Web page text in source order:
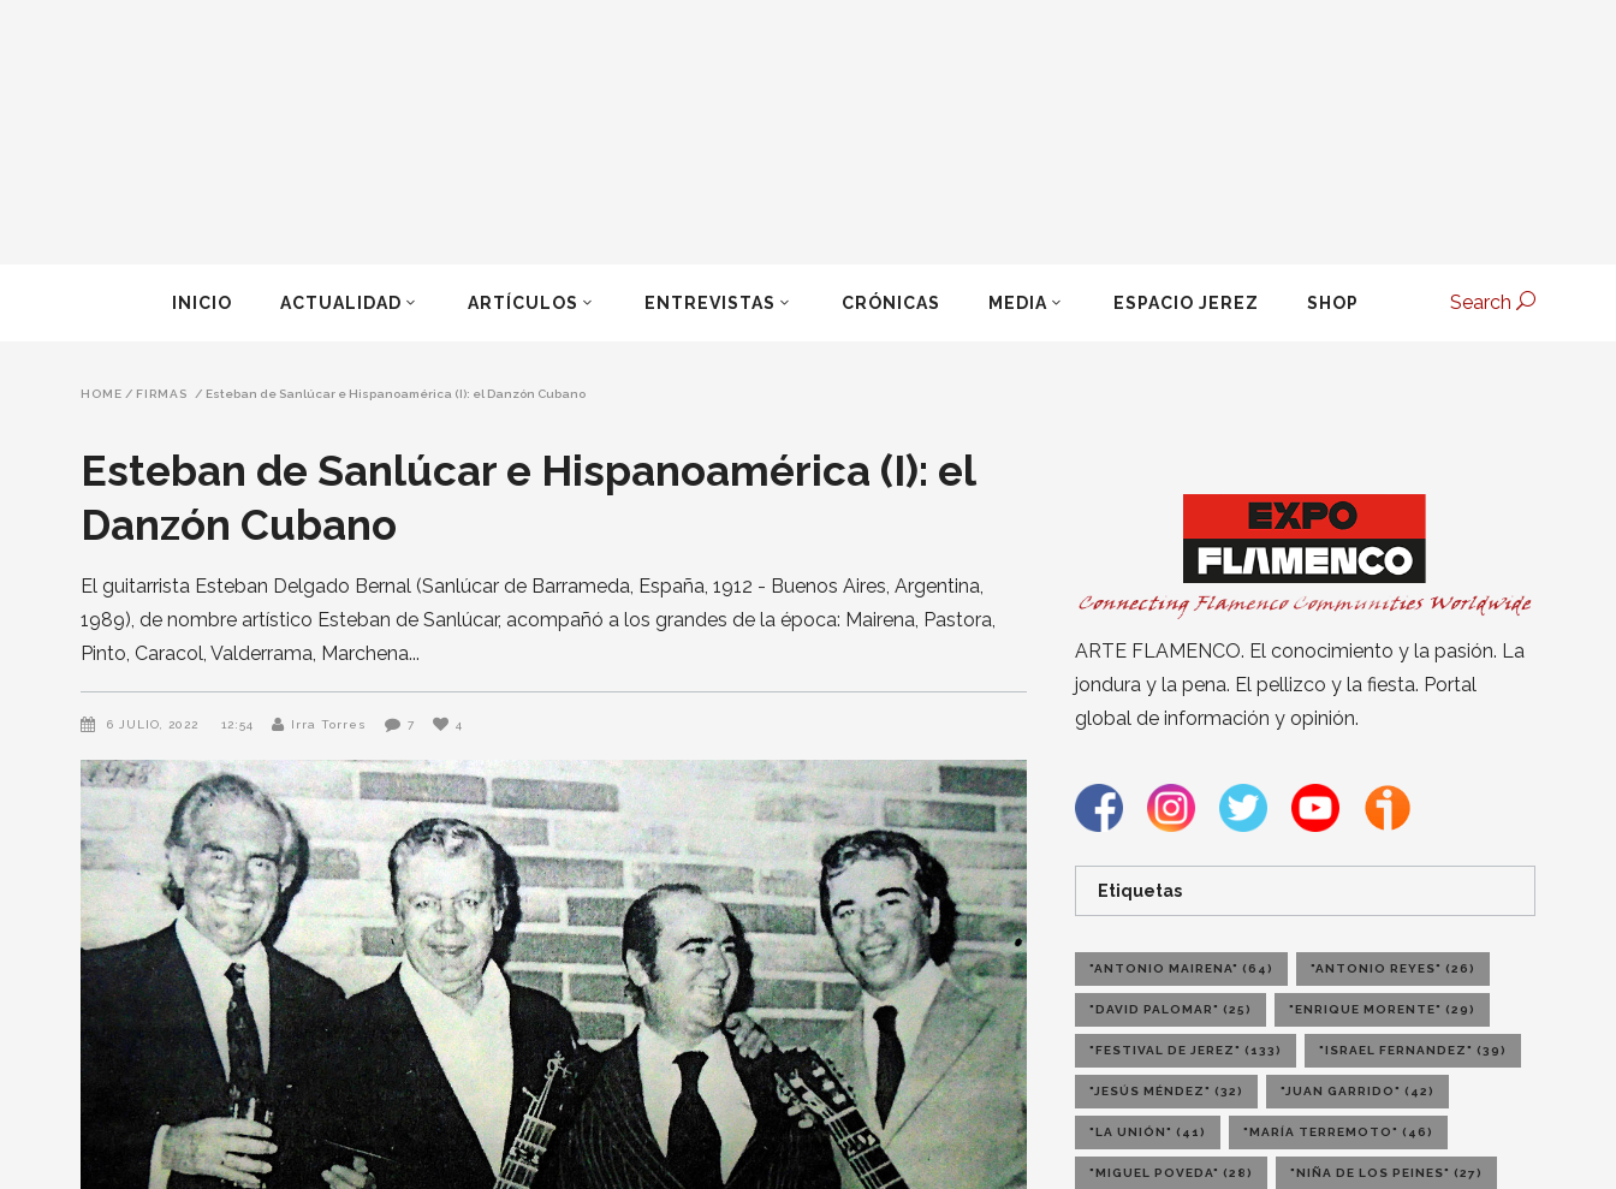
INICIO ACTUALIDAD ARTÍCULOS ENTREVISTAS CRÓNICAS MEDIA ESPACIO JEREZ SHOP Search
HOME / FIRMAS / Esteban de Sanlúcar e Hispanoamérica (I): el Danzón Cubano
Esteban de Sanlúcar e Hispanoamérica (I): el
Danzón Cubano
El guitarrista Esteban Delgado Bernal (Sanlúcar de Barrameda, España, 1912 - Buenos Aires, Argentina,
1989), de nombre artístico Esteban de Sanlúcar, acompañó a los grandes de la época: Mairena, Pastora,
Pinto, Caracol, Valderrama, Marchena
6 JULIO, 2022 12:54 Irra Torres 7 4
ARTE FLAMENCO. El conocimiento y la pasión. La
jondura y la pena. El pellizco y la fiesta. Portal
global de información y opinión.
Etiquetas
"ANTONIO MAIRENA" (64) "ANTONIO REYES" (26)
"DAVID PALOMAR" (25) "ENRIQUE MORENTE" (29)
"FESTIVAL DE JEREZ" (133) "ISRAEL FERNANDEZ" (39)
"JESÚS MÉNDEZ" (32) "JUAN GARRIDO" (42)
"LA UNIÓN" (41) "MARÍA TERREMOTO" (46)
"MIGUEL POVEDA" (28) "NIÑA DE LOS PEINES" (27)